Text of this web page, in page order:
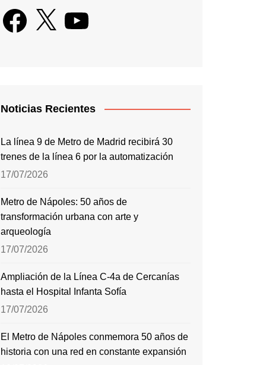
Facebook
X YouTube
Noticias Recientes
La línea 9 de Metro de Madrid recibirá 30
trenes de la línea 6 por la automatización
17/07/2026
Metro de Nápoles: 50 años de
transformación urbana con arte y
arqueología
17/07/2026
Ampliación de la Línea C-4a de Cercanías
hasta el Hospital Infanta Sofía
17/07/2026
El Metro de Nápoles conmemora 50 años de
historia con una red en constante expansión